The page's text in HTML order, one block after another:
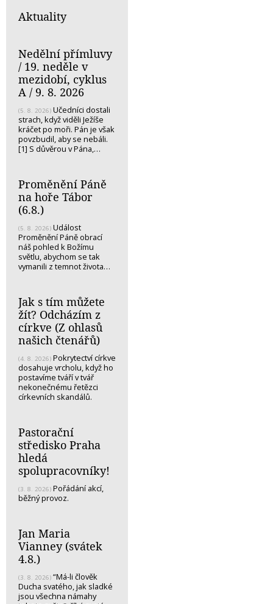
Aktuality
Nedělní přímluvy
/ 19. neděle v
mezidobí, cyklus
A / 9. 8. 2026
(5. 8. 2026) Učedníci dostali
strach, když viděli Ježíše
kráčet po moři. Pán je však
povzbudil, aby se nebáli.
[1] S důvěrou v Pána,…
Proměnění Páně
na hoře Tábor
(6.8.)
(5. 8. 2026) Událost
Proměnění Páně obrací
náš pohled k Božímu
světlu, abychom se tak
vymanili z temnot života…
Jak s tím můžete
žít? Odcházím z
církve (Z ohlasů
našich čtenářů)
(4. 8. 2026) Pokrytectví církve
dosahuje vrcholu, když ho
postavíme tváří v tvář
nekonečnému řetězci
církevních skandálů.
Pastorační
středisko Praha
hledá
spolupracovníky!
(3. 8. 2026) Pořádání akcí,
běžný provoz.
Jan Maria
Vianney (svátek
4.8.)
(3. 8. 2026) “Má-li člověk
Ducha svatého, jak sladké
jsou všechna námahy